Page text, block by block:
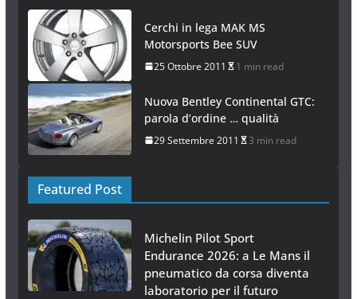
Cerchi in lega MAK MS
Motorsports Bee SUV
25 Ottobre 2011 1 min read
Nuova Bentley Continental GTC:
parola d’ordine … qualità
29 Settembre 2011 3 min read
Featured Post
Michelin Pilot Sport
Endurance 2026: a Le Mans il
pneumatico da corsa diventa
laboratorio per il futuro